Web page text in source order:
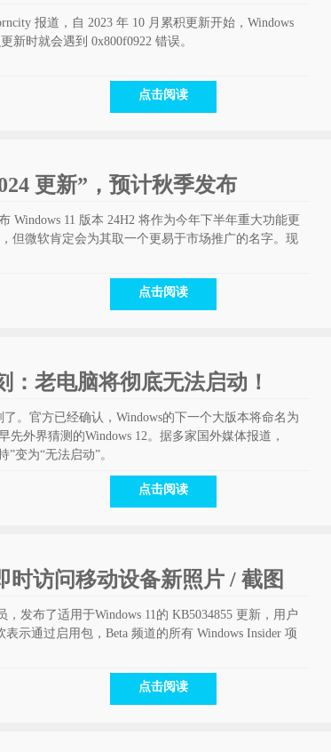
报道，自 2023 年 10 月累积更新开始，Windows
新时就会遇到 0x800f0922 错误。
点击阅读
更新”，预计秋季发布
Windows 11 版本 24H2 将作为今年下半年重大功能更
但微软肯定会为其取一个更易于市场推广的名字。现
点击阅读
：老电脑将彻底无法启动！
。官方已经确认，Windows的下一个大版本将命名为
先外界猜测的Windows 12。据多家国外媒体报道，
”变为“无法启动”。
点击阅读
时访问移动设备新照片 / 截图
发布了适用于Windows 11的 KB5034855 更新，用户
示通过启用包，Beta 频道的所有 Windows Insider 项
点击阅读